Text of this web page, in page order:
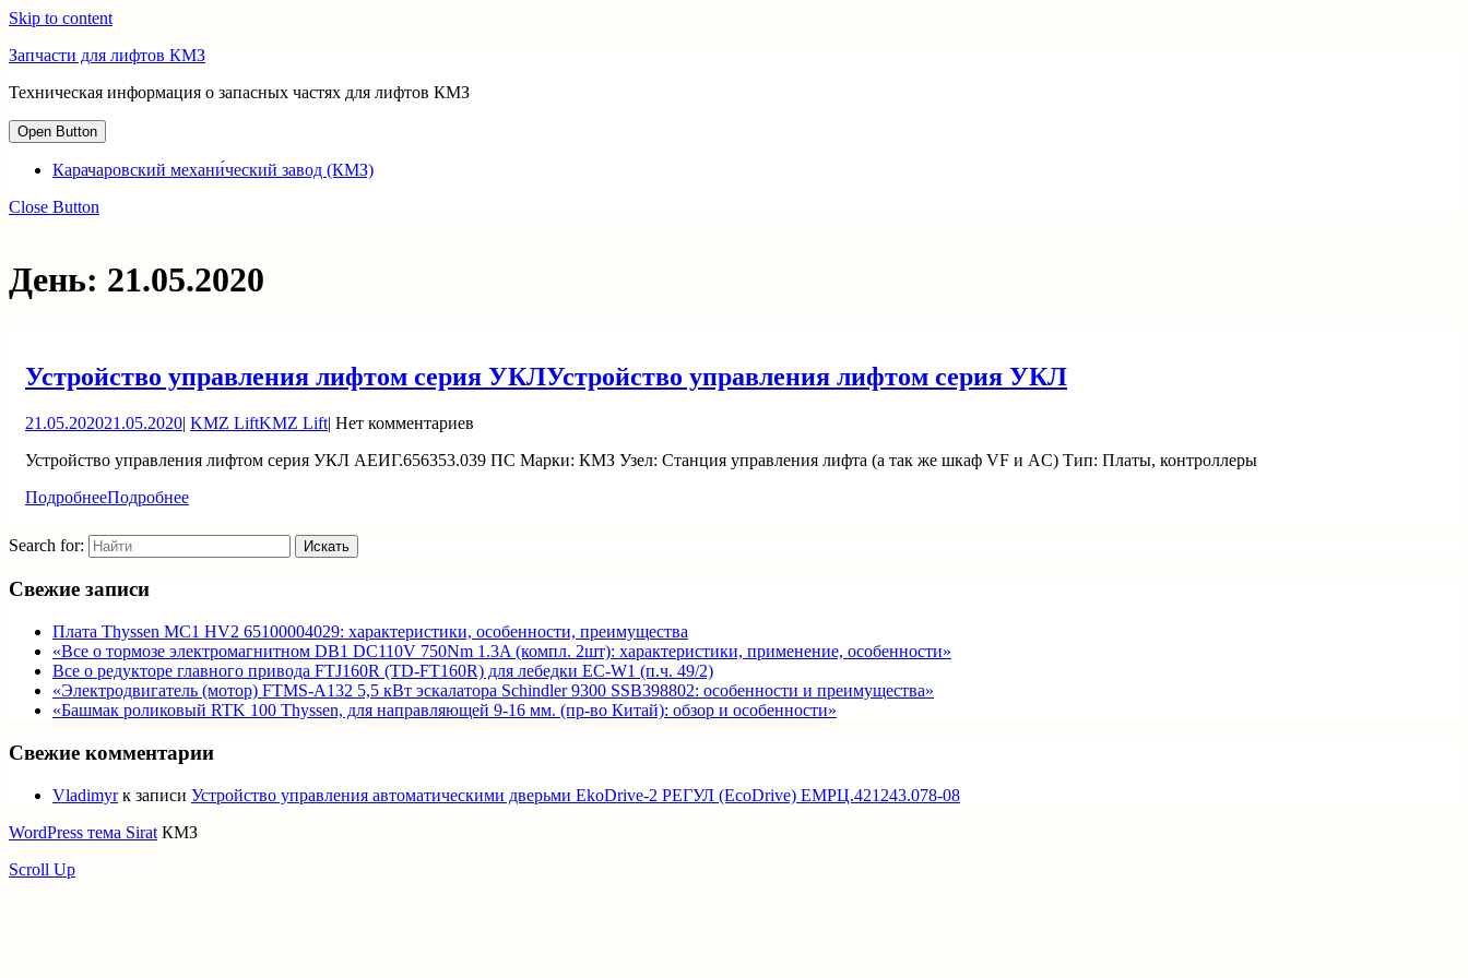
Skip to content
Запчасти для лифтов КМЗ
Техническая информация о запасных частях для лифтов КМЗ
Open Button
Карачаровский механи́ческий завод (КМЗ)
Close Button
День: 21.05.2020
Устройство управления лифтом серия УКЛУстройство управления лифтом серия УКЛ
21.05.202021.05.2020| KMZ LiftKMZ Lift| Нет комментариев
Устройство управления лифтом серия УКЛ АЕИГ.656353.039 ПС Марки: КМЗ Узел: Станция управления лифта (а так же шкаф VF и AC) Тип: Платы, контроллеры
ПодробнееПодробнее
Search for:
Свежие записи
Плата Thyssen MC1 HV2 65100004029: характеристики, особенности, преимущества
«Все о тормозе электромагнитном DB1 DC110V 750Nm 1.3A (компл. 2шт): характеристики, применение, особенности»
Все о редукторе главного привода FTJ160R (TD-FT160R) для лебедки EC-W1 (п.ч. 49/2)
«Электродвигатель (мотор) FTMS-A132 5,5 кВт эскалатора Schindler 9300 SSB398802: особенности и преимущества»
«Башмак роликовый RTK 100 Thyssen, для направляющей 9-16 мм. (пр-во Китай): обзор и особенности»
Свежие комментарии
Vladimyrк записи Устройство управления автоматическими дверьми EkoDrive-2 РЕГУЛ (EcoDrive) ЕМРЦ.421243.078-08
WordPress тема Sirat КМЗ
Scroll Up